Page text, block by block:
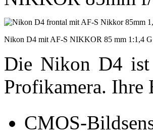
Nikon D4 mit AF-S NIKKOR 85 mm 1:1,4
Die Nikon D4 ist
Profikamera. Ihre
CMOS-